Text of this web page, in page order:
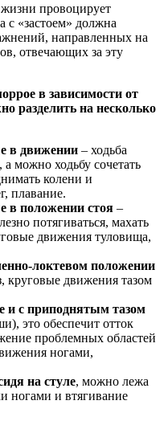
провоцирует
с «застоем» должна
направленных на
отвечающих за эту
в зависимости от
разделить на несколько
в движении – ходьба
можно ходьбу сочетать
колени и
плавание.
в положении стоя –
потягиваться, махать
движения туловища,
локтевом положении
круговые движения тазом
и с приподнятым тазом
это обеспечит отток
проблемных областей
ногами,
на стуле, можно лежа
ногами и втягивание